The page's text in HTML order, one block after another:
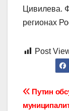
Цивилева.
регионах
Post
Путин